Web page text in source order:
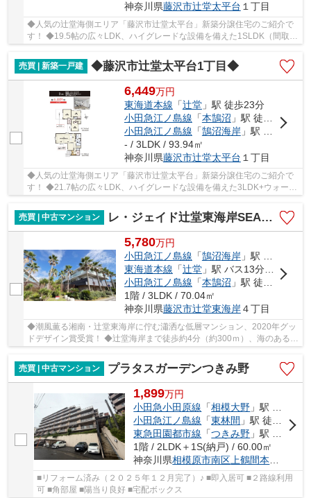
神奈川県藤沢市辻堂太平台 １丁目
◆人気の辻堂海側エリア「藤沢市辻堂太平台」新築分譲住宅のご紹介で
す！ ◆19.5帖の広々LDK、ハイグレードな設備を備えた1SLDK（間取り
売買 | 新築一戸建
◆藤沢市辻堂太平台1丁目◆
6,449万円
東海道本線 「辻堂」駅 徒歩23分
小田急江ノ島線 「本鵠沼 」駅 徒歩23分
小田急江ノ島線 「鵠沼海岸」駅 徒歩21分
- / 3LDK / 93.94㎡
神奈川県藤沢市辻堂太平台 １丁目
◆人気の辻堂海側エリア「藤沢市辻堂太平台」新築分譲住宅のご紹介で
す！ ◆21.7帖の広々LDK、ハイグレードな設備を備えた3LDK+ウォーク
売買 | 中古マンション
レ・ジェイド辻堂東海岸SEA-SIDE-VIRRA
5,780万円
小田急江ノ島線 「鵠沼海岸」駅 徒歩17分
東海道本線 「辻堂」駅 バス13分 「湘洋中学校前」 停歩6分
小田急江ノ島線 「本鵠沼 」駅 徒歩30分
1階 / 3LDK / 70.04㎡
神奈川県藤沢市辻堂東海岸４丁目
◆潮風薫る湘南・辻堂東海岸に佇む瀟洒な低層マンション、2020年グッ
ドデザイン賞受賞！ ◆辻堂海岸まで徒歩約4分（約300ｍ）、海のある暮
売買 | 中古マンション
プラタスガーデンつきみ野
1,899万円
小田急小田原線 「相模大野 」駅 バス17分 「上鶴間高校」 停歩3分
小田急江ノ島線 「東林間 」駅 徒歩23分
東急田園都市線 「つきみ野 」駅 徒歩25分
1階 / 2LDK＋1S(納戸) / 60.00㎡
神奈川県相模原市南区 上鶴間本町
■リフォーム済み（２０２５年１２月完了）♪ ■即入居可 ■２路線利用
可 ■角部屋 ■陽当り良好 ■宅配ボックス